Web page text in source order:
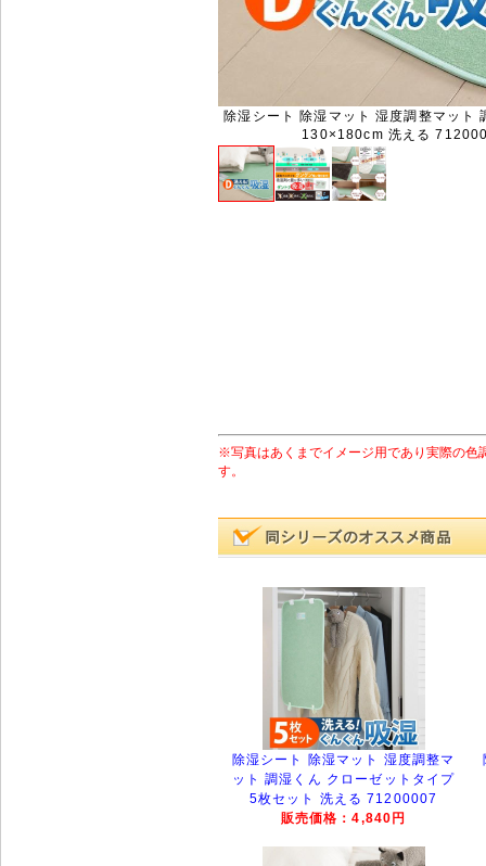
除湿シート 除湿マット 湿度調整マット
130×180cm 洗える
※写真はあくまでイメージ用であり実際の色
す。
除湿シート 除湿マット 湿度調整マ
ット 調湿くん クローゼットタイプ
5枚セット 洗える 71200007
販売価格：4,840円